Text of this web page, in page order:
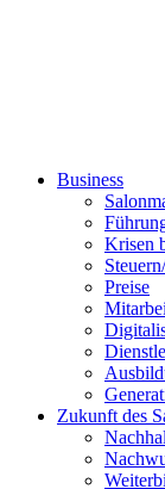
Business
Krisen
Preise
Zukunft des